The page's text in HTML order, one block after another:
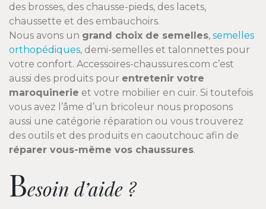
des brosses, des chausse-pieds, des lacets,
chaussette et des embauchoirs.
Nous avons un grand choix de semelles, semelles
orthopédiques, demi-semelles et talonnettes pour
votre confort. Accessoires-chaussures.com c’est
aussi des produits pour entretenir votre
maroquinerie et votre mobilier en cuir. Si toutefois
vous avez l’âme d’un bricoleur nous proposons
aussi une catégorie réparation ou vous trouverez
des outils et des produits en caoutchouc afin de
réparer vous-même vos chaussures.
Besoin d’aide ?